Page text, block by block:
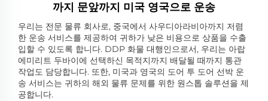
까지 문앞까지 미국 영국으로 운송
우리는 전문 물류 회사로, 중국에서 사우디아라비아까지 저렴
한 운송 서비스를 제공하여 귀하가 낮은 비용으로 상품을 수출
입할 수 있도록 합니다. DDP 화물 대행인으로서, 우리는 아랍
에미리트 두바이에 선택하신 목적지까지 배달될 때까지 통관
작업도 담당합니다. 또한, 미국과 영국의 도어 투 도어 선박 운
송 서비스는 귀하의 해외 물류 문제를 위한 원스톱 솔루션을 제
공합니다.